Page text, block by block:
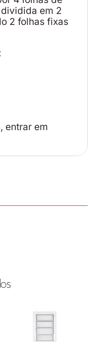
em 2
2 folhas fixas
entrar em